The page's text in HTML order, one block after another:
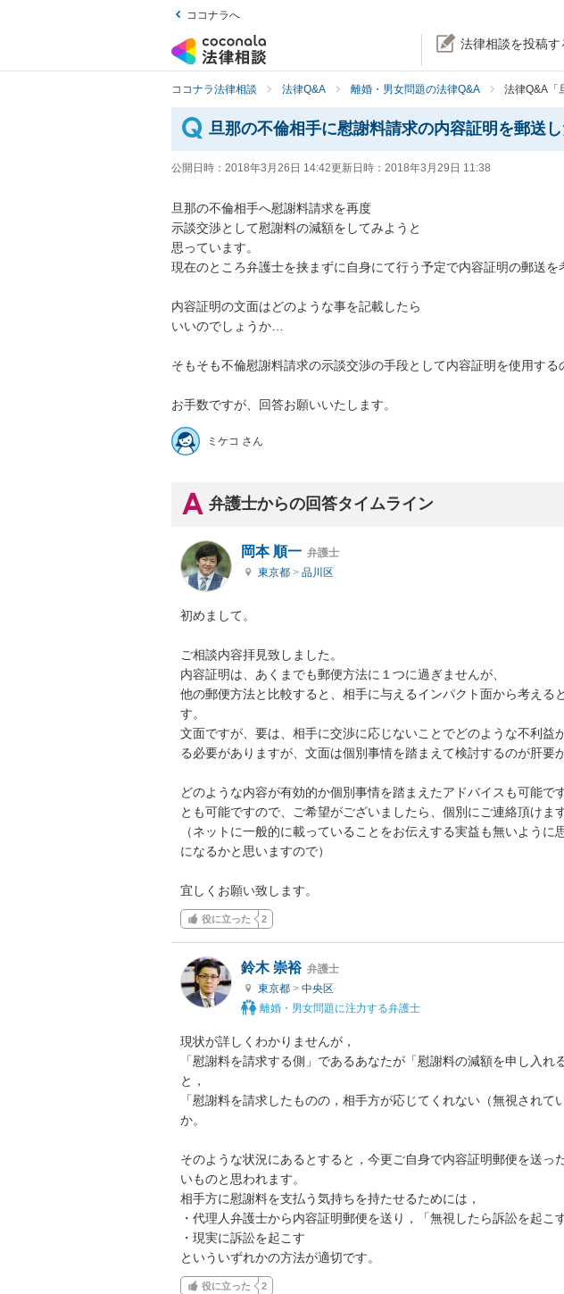
ココナラへ
法律相談を投稿す
ココナラ法律相談 法律Q&A 離婚・男女問題の法律Q&A 法律Q&A「
旦那の不倫相手に慰謝料請求の内容証明を郵送
公開日時： 2018年3月26日 14:42更新日時： 2018年3月29日 11:38
旦那の不倫相手へ慰謝料請求を再度
示談交渉として慰謝料の減額をしてみようと
思っています。
現在のところ弁護士を挟まずに自身にて行う予定で内容証明の郵送を
内容証明の文面はどのような事を記載したら
いいのでしょうか…
そもそも不倫慰謝料請求の示談交渉の手段として内容証明を使用する
ミケコ さん
弁護士からの回答タイムライン
岡本 順一 弁護士
東京都 > 品川区
初めまして。
ご相談内容拝見致しました。
内容証明は、あくまでも郵便方法に１つに過ぎませんが、
他の郵便方法と比較すると、相手に与えるインパクト面から考える
す。
文面ですが、要は、相手に交渉に応じないことでどのような不利益
る必要がありますが、文面は個別事情を踏まえて検討するのが肝要
どのような内容が有効的か個別事情を踏まえたアドバイスも可能で
とも可能ですので、ご希望がございましたら、個別にご連絡頂けま
（ネットに一般的に載っていることをお伝えする実益も無いように
になるかと思いますので）
宜しくお願い致します。
役に立った 2
鈴木 崇裕 弁護士
東京都 > 中央区
離婚・男女問題に注力する弁護士
現状が詳しくわかりませんが，
「慰謝料を請求する側」であるあなたが「慰謝料の減額を申し入れ
と，
「慰謝料を請求したものの，相手方が応じてくれない（無視されて
か。
そのような状況にあるとすると，今更ご自身で内容証明郵便を送っ
いものと思われます。
相手方に慰謝料を支払う気持ちを持たせるためには，
・代理人弁護士から内容証明郵便を送り，「無視したら訴訟を起こ
・現実に訴訟を起こす
といういずれかの方法が適切です。
役に立った 2